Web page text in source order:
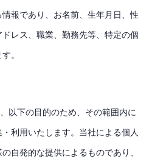
報であり、お名前、生年月日、性
レス、職業、勤務先等、特定の個
。
以下の目的のため、その範囲内に
利用いたします。当社による個人
自発的な提供によるものであり、